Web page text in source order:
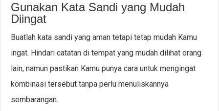
Gunakan Kata Sandi yang Mudah
Diingat
Buatlah kata sandi yang aman tetapi tetap mudah Kamu
ingat. Hindari catatan di tempat yang mudah dilihat orang
lain, namun pastikan Kamu punya cara untuk mengingat
kombinasi tersebut tanpa perlu menuliskannya
sembarangan.